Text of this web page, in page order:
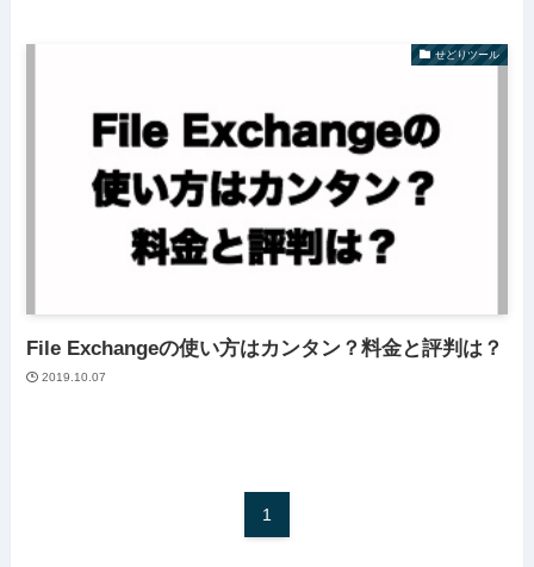
せどりツール
File Exchangeの使い方はカンタン？料金と評判は？
2019.10.07
1